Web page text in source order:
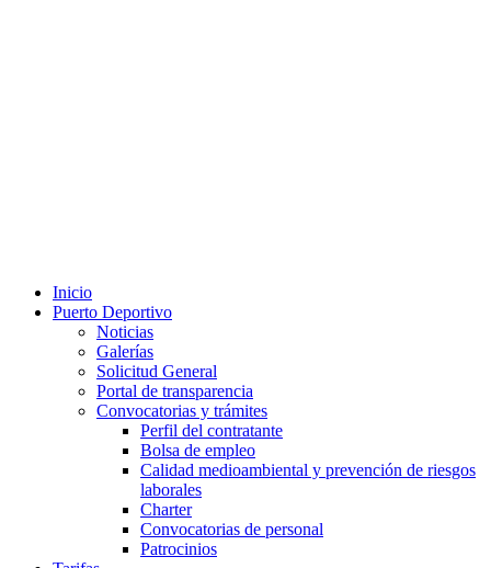
Inicio
Puerto Deportivo
Noticias
Galerías
Solicitud General
Portal de transparencia
Convocatorias y trámites
Perfil del contratante
Bolsa de empleo
Calidad medioambiental y prevención de riesgos
laborales
Charter
Convocatorias de personal
Patrocinios